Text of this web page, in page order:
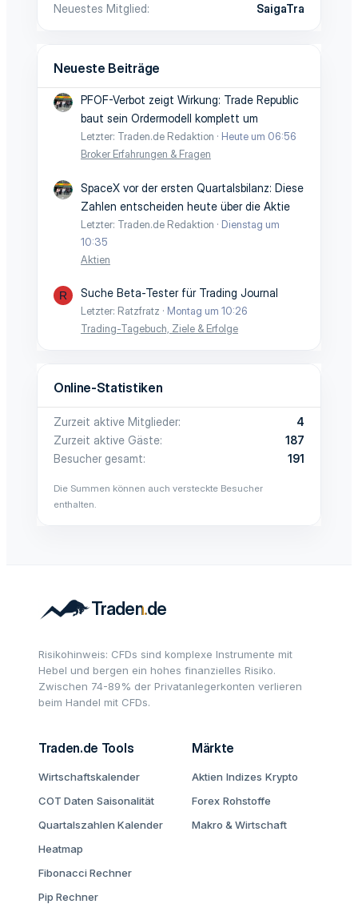
Neuestes Mitglied
SaigaTra
Neueste Beiträge
PFOF-Verbot zeigt Wirkung: Trade Republic
baut sein Ordermodell komplett um
Letzter: Traden.de Redaktion
Heute um 06:56
Broker Erfahrungen & Fragen
SpaceX vor der ersten Quartalsbilanz: Diese
Zahlen entscheiden heute über die Aktie
Letzter: Traden.de Redaktion
Dienstag um
10:35
Aktien
R Suche Beta-Tester für Trading Journal
Letzter: Ratzfratz
Montag um 10:26
Trading-Tagebuch, Ziele & Erfolge
Online-Statistiken
Zurzeit aktive Mitglieder
4
Zurzeit aktive Gäste
187
Besucher gesamt
191
Die Summen können auch versteckte Besucher
enthalten.
Risikohinweis: CFDs sind komplexe Instrumente mit
Hebel und bergen ein hohes finanzielles Risiko.
Zwischen 74-89% der Privatanlegerkonten verlieren
beim Handel mit CFDs.
Traden.de Tools
Wirtschaftskalender
COT Daten Saisonalität
Quartalszahlen Kalender
Heatmap
Fibonacci Rechner
Pip Rechner
Märkte
Aktien Indizes Krypto
Forex Rohstoffe
Makro & Wirtschaft